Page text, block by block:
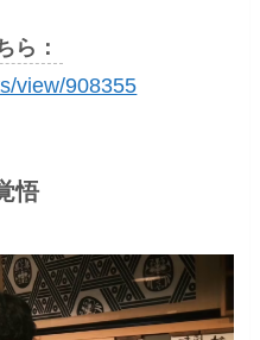
ら：
view/908355
悟